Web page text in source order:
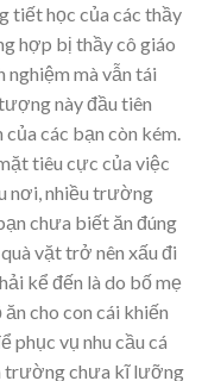
tiết học của các thầy
hợp bị thầy cô giáo
nghiệm mà vẫn tái
này đầu tiên
các bạn còn kém.
tiêu cực của việc
nơi, nhiều trường
chưa biết ăn đúng
vặt trở nên xấu đi
kể đến là do bố mẹ
cho con cái khiến
phục vụ nhu cầu cá
trường chưa kĩ lưỡng